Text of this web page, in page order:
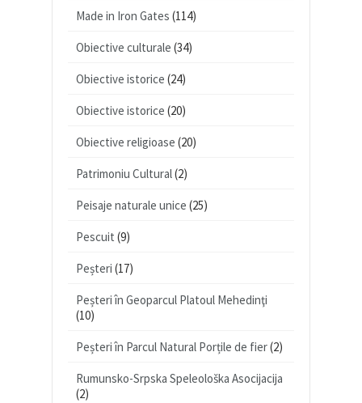
Made in Iron Gates (114)
Obiective culturale (34)
Obiective istorice (24)
Obiective istorice (20)
Obiective religioase (20)
Patrimoniu Cultural(2)
Peisaje naturale unice (25)
Pescuit (9)
Peșteri (17)
Peșteri în Geoparcul Platoul Mehedinţi
(10)
Peșteri în Parcul Natural Porțile de fier(2)
Rumunsko-Srpska Speleološka Asocijacija
(2)